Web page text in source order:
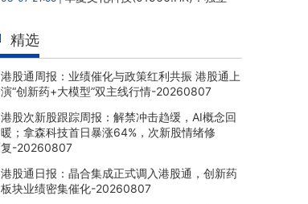
股份继续停牌
08-07 21:39 |金力永磁(06680.HK)：终止认购
澳洲上市稀土公司Hastings股权，原拟以0.36
澳元/股认购1,964.7万股
08-07 21:26 |赤峰黄金(06693.HK)：暂停运营
老挝勐康稀土项目，2025年该项目归母净亏损
人民币5,406万元
08-07 20:07 | 灵宝黄金(03330.HK)：新疆哈巴
河勘查取得重大进展，保有金金属量由13.20吨
精选
港股通周报：业绩催化与政策红利共振 港股通上
演“创新药+大模型”双主线行情-20260807
港股次新股跟踪周报：解禁冲击趋缓，AI概念回
暖；拿森科技首日暴涨64%，次新股情绪修
复-20260807
港股通日报：晶合集成正式调入港股通，创新药
板块业绩密集催化-20260807